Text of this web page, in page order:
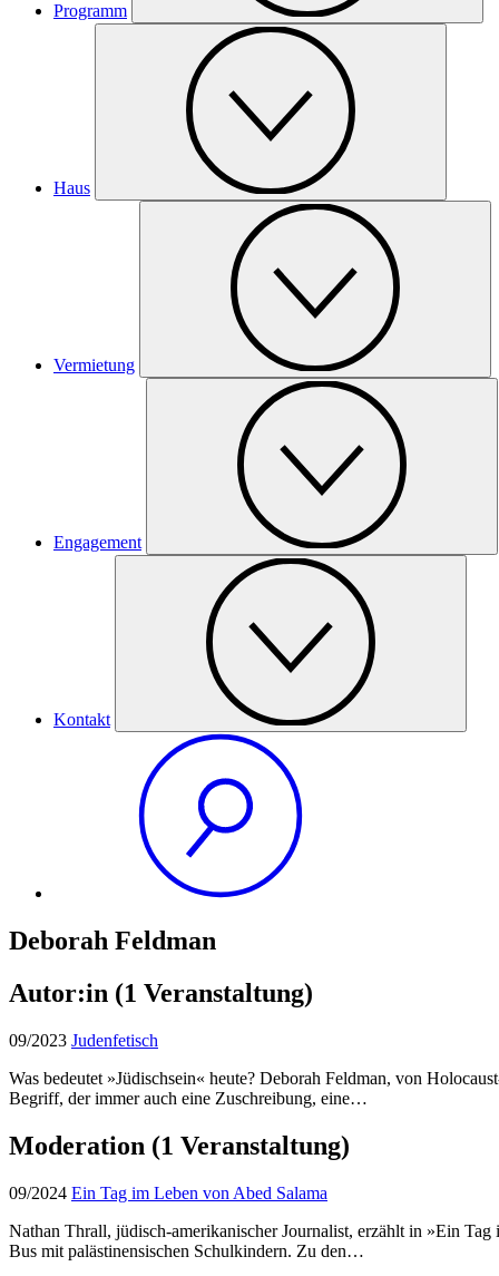
Programm
Haus
Vermietung
Engagement
Kontakt
Deborah Feldman
Autor:in (1 Veranstaltung)
09/2023 Judenfetisch
Was bedeutet »Jüdischsein« heute? Deborah Feldman, von
Begriff, der immer auch eine Zuschreibung, eine…
Moderation (1 Veranstaltung)
09/2024 Ein Tag im Leben von Abed Salama
Nathan Thrall, jüdisch-amerikanischer Journalist, erzählt in »Ein
Bus mit palästinensischen Schulkindern. Zu den…